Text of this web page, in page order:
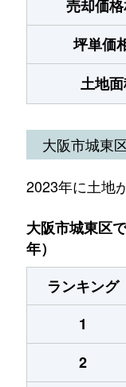
売却価
坪単価
土地
大阪市城東
2023年に土地
大阪市城東区
年）
ランキング
1
2